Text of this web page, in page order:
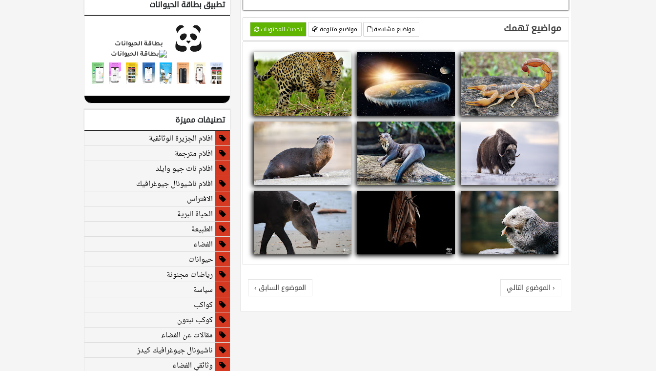
مواضيع تهمك تحديث المحتويات مواضيع متنوعة مواضيع مشابهة
سم العقارب ماذا لو كانت الأرض مسطحة! معلومات عن الجاغوار - النمر الأمريكي
معلومات عن ثور المسك معلومات عن القضاعة العملاقة معلومات عن قضاعة الأنهار الشمالية
‹ الموضوع التالي الموضوع السابق ›
تطبيق بطاقة الحيوانات
بطاقة الحيوانات
تصنيفات مميزة
افلام الجزيرة الوثائقية
افلام مترجمة
افلام نات جيو وايلد
افلام ناشيونال جيوغرافيك
الافتراس
الحياة البرية
الطبيعة
الفضاء
حيوانات
رياضات مجنونة
سياسة
كواكب
كوكب نبتون
مقالات عن الفضاء
ناشيونال جيوغرافيك كيدز
وثائقي الفضاء